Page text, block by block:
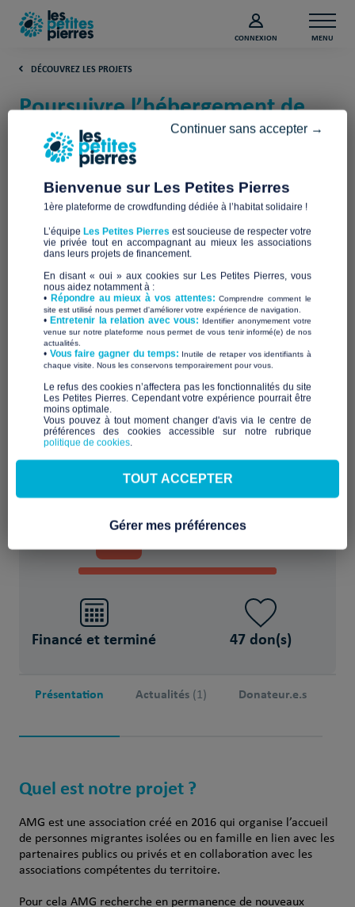
CONNEXION MENU
DÉCOUVREZ LES PROJETS
Poursuivre l’hébergement de
personnes migrantes (Isère)
Accueil Migrants Grésivaudan
5 logements mis à disposition
POUR
26 Personnes migrantes sans abris
Financé et terminé 47 don(s)
Présentation Actualités (1) Donateur.e.s
Quel est notre projet ?
AMG est une association créé en 2016 qui organise l’accueil
de personnes migrantes isolées ou en famille en lien avec les
partenaires publics ou privés et en collaboration avec les
associations compétentes du territoire.
Pour cela AMG recherche en permanence de nouveaux
Bienvenue sur Les Petites Pierres
1ère plateforme de crowdfunding dédiée à l’habitat solidaire !
L’équipe Les Petites Pierres est soucieuse de respecter votre
vie privée tout en accompagnant au mieux les associations
dans leurs projets de financement.
En disant « oui » aux cookies sur Les Petites Pierres, vous
nous aidez notamment à :
• Répondre au mieux à vos attentes:Comprendre comment le
site est utilisé nous permet d'améliorer votre expérience de navigation.
•Entretenir la relation avec vous: Identifier anonymement votre
venue sur notre plateforme nous permet de vous tenir informé(e) de nos
actualités.
​• Vous faire gagner du temps: Inutile de retaper vos identifiants à
chaque visite. Nous les conservons temporairement pour vous.
​Le refus des cookies n’affectera pas les fonctionnalités du site
Les Petites Pierres. Cependant votre expérience pourrait être
moins optimale.​
Vous pouvez à tout moment changer d'avis via le centre de
préférences des cookies accessible sur notre rubrique
politique de cookies.
Continuer sans accepter →
TOUT ACCEPTER
Gérer mes préférences